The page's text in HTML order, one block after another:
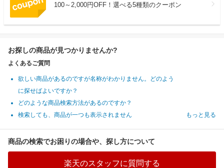
100～2,000円OFF！選べる5種類のクーポン
お探しの商品が見つかりませんか?
よくあるご質問
欲しい商品があるのですが名称がわかりません。どのよう
に探せばよいですか？
どのような商品検索方法があるのですか？
検索しても、商品が一つも表示されません
もっと見る
商品の検索でお困りの場合や、探し方について
楽天のスタッフに質問する